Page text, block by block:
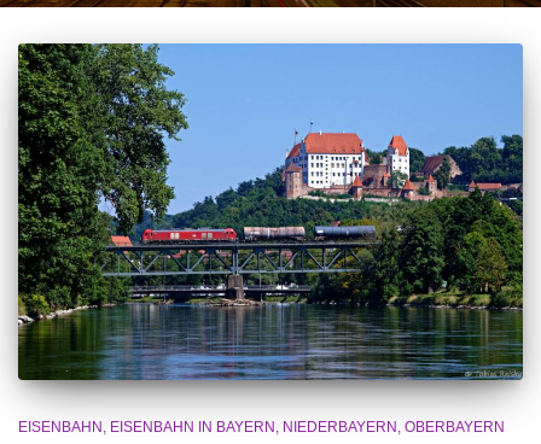
EISENBAHN EISENBAHN IN BAYERN NIEDERBAYERN OBERBAYERN